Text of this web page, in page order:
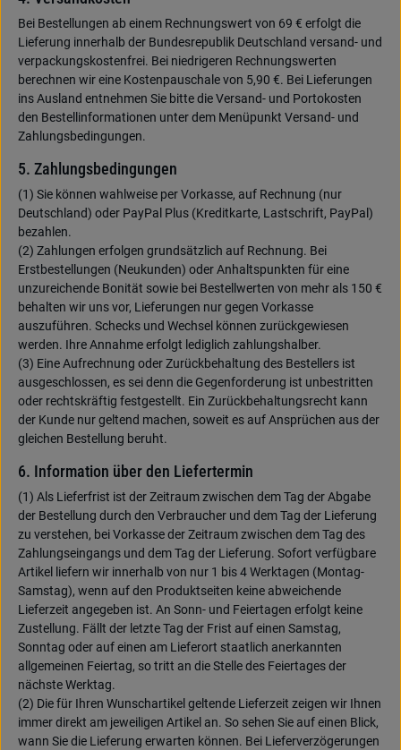
Bei Bestellungen ab einem Rechnungswert von 69 € erfolgt die
Lieferung innerhalb der Bundesrepublik Deutschland versand- und
verpackungskostenfrei. Bei niedrigeren Rechnungswerten
berechnen wir eine Kostenpauschale von 5,90 €. Bei Lieferungen
ins Ausland entnehmen Sie bitte die Versand- und Portokosten
den Bestellinformationen unter dem Menüpunkt Versand- und
Zahlungsbedingungen.
5. Zahlungsbedingungen
(1) Sie können wahlweise per Vorkasse, auf Rechnung (nur
Deutschland) oder PayPal Plus (Kreditkarte, Lastschrift, PayPal)
bezahlen.
(2) Zahlungen erfolgen grundsätzlich auf Rechnung. Bei
Erstbestellungen (Neukunden) oder Anhaltspunkten für eine
unzureichende Bonität sowie bei Bestellwerten von mehr als 150 €
behalten wir uns vor, Lieferungen nur gegen Vorkasse
auszuführen. Schecks und Wechsel können zurückgewiesen
werden. Ihre Annahme erfolgt lediglich zahlungshalber.
(3) Eine Aufrechnung oder Zurückbehaltung des Bestellers ist
ausgeschlossen, es sei denn die Gegenforderung ist unbestritten
oder rechtskräftig festgestellt. Ein Zurückbehaltungsrecht kann
der Kunde nur geltend machen, soweit es auf Ansprüchen aus der
gleichen Bestellung beruht.
6. Information über den Liefertermin
(1) Als Lieferfrist ist der Zeitraum zwischen dem Tag der Abgabe
der Bestellung durch den Verbraucher und dem Tag der Lieferung
zu verstehen, bei Vorkasse der Zeitraum zwischen dem Tag des
Zahlungseingangs und dem Tag der Lieferung. Sofort verfügbare
Artikel liefern wir innerhalb von nur 1 bis 4 Werktagen (Montag-
Samstag), wenn auf den Produktseiten keine abweichende
Lieferzeit angegeben ist. An Sonn- und Feiertagen erfolgt keine
Zustellung. Fällt der letzte Tag der Frist auf einen Samstag,
Sonntag oder auf einen am Lieferort staatlich anerkannten
allgemeinen Feiertag, so tritt an die Stelle des Feiertages der
nächste Werktag.
(2) Die für Ihren Wunschartikel geltende Lieferzeit zeigen wir Ihnen
immer direkt am jeweiligen Artikel an. So sehen Sie auf einen Blick,
wann Sie die Lieferung erwarten können. Bei Lieferverzögerungen